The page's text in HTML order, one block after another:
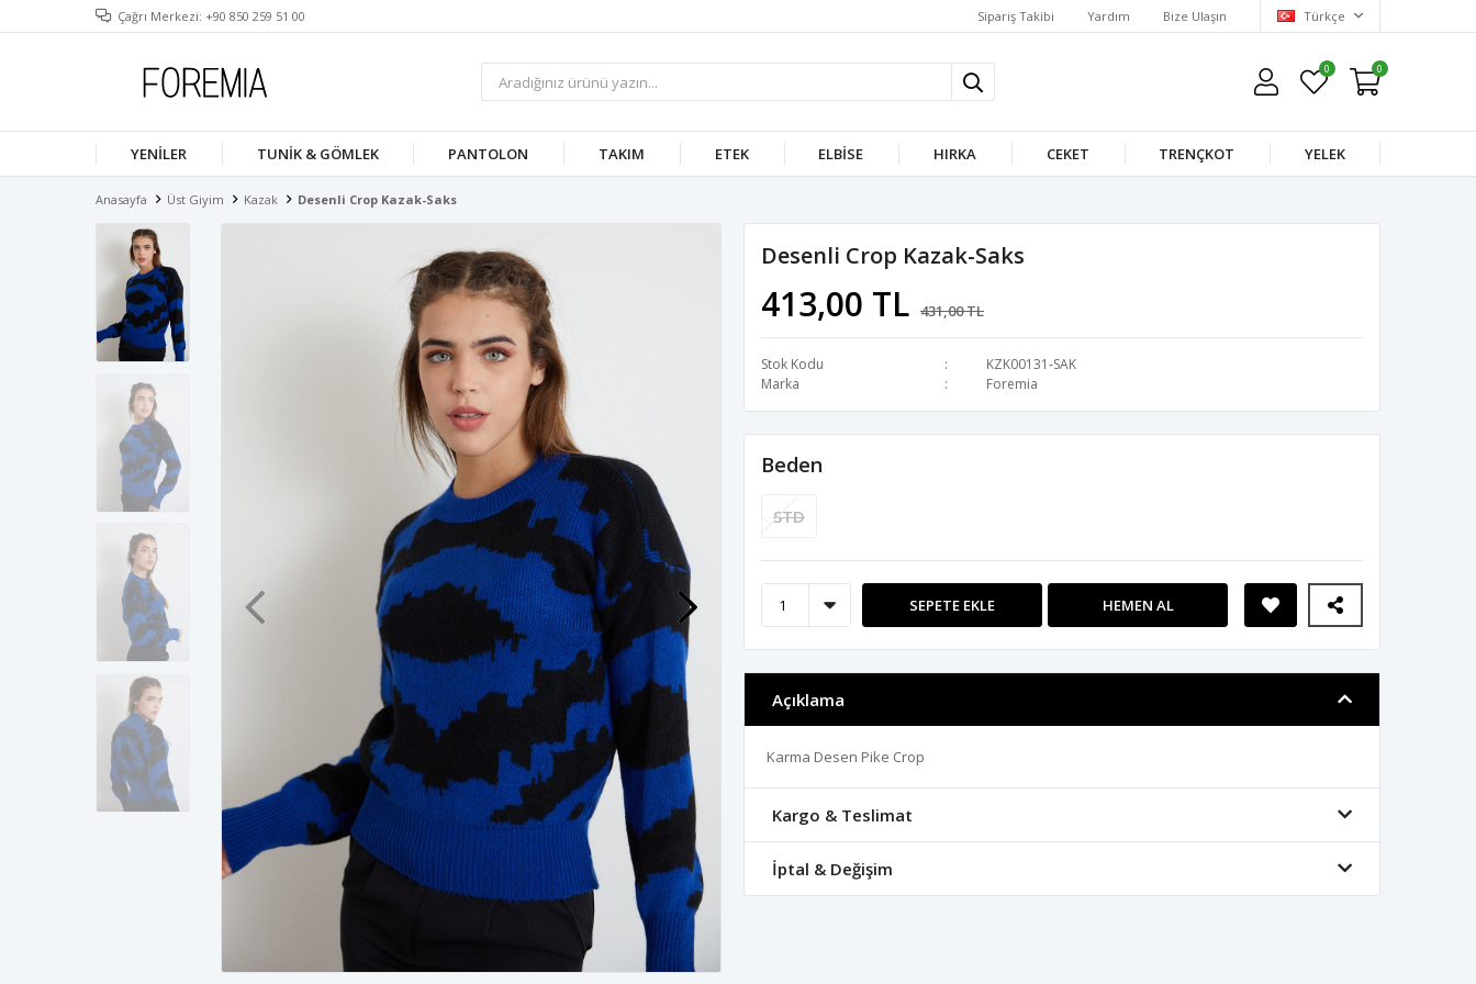
Çağrı Merkezi: +90 850 259 51 00 Sipariş Takibi Yardım Bize Ulaşın Türkçe
0 0
YENILER TUNIK & GÖMLEK PANTOLON TAKIM ETEK ELBISE HIRKA CEKET TRENÇKOT YELEK
Anasayfa Üst Giyim Kazak Desenli Crop Kazak-Saks
Desenli Crop Kazak-Saks
413,00 TL 431,00 TL
Stok Kodu
KZK00131-SAK
Marka
Foremia
Beden
STD
SEPETE EKLE HEMEN AL
Açıklama
Karma Desen Pike Crop
Kargo & Teslimat
İptal & Değişim